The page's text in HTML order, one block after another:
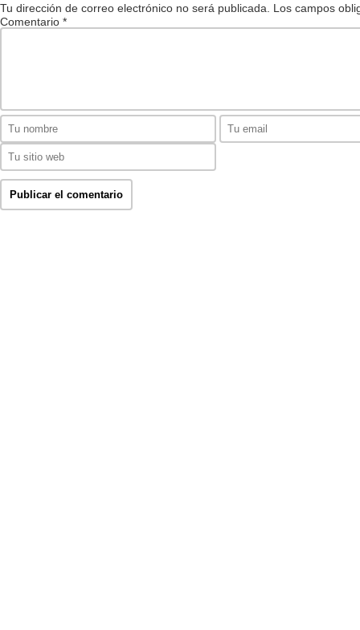
Tu dirección de correo electrónico no será publicada.
Los campos
Comentario *